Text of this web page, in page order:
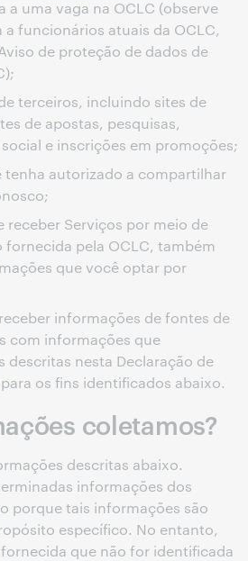
a uma vaga na OCLC (observe
a funcionários atuais da OCLC,
de proteção de dados de
terceiros, incluindo sites de
de apostas, pesquisas,
e inscrições em promoções;
tenha autorizado a compartilhar
receber Serviços por meio de
pela OCLC, também
que você optar por
informações de fontes de
com informações que
descritas nesta Declaração de
os fins identificados abaixo.
coletamos?
descritas abaixo.
informações dos
porque tais informações são
específico. No entanto,
que não for identificada